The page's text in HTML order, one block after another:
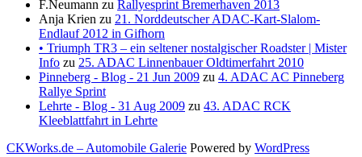
F.Neumann zu Rallyesprint Bremerhaven 2013
Anja Krien zu 21. Norddeutscher ADAC-Kart-Slalom-
Endlauf 2012 in Gifhorn
• Triumph TR3 – ein seltener nostalgischer Roadster | Mister
Info zu 25. ADAC Linnenbauer Oldtimerfahrt 2010
Pinneberg - Blog - 21 Jun 2009 zu 4. ADAC AC Pinneberg
Rallye Sprint
Lehrte - Blog - 31 Aug 2009 zu 43. ADAC RCK
Kleeblattfahrt in Lehrte
CKWorks.de – Automobile Galerie Powered by WordPress